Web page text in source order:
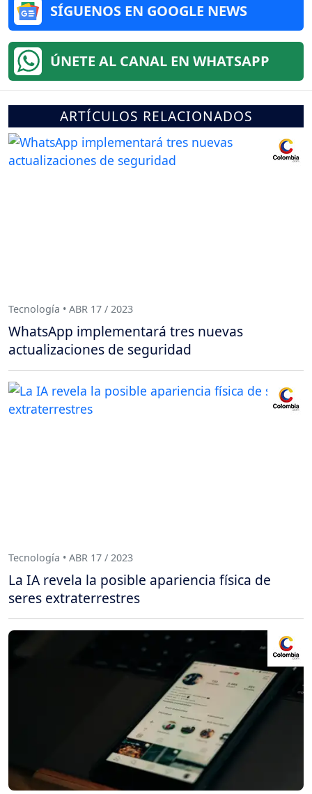
SÍGUENOS EN GOOGLE NEWS
ÚNETE AL CANAL EN WHATSAPP
ARTÍCULOS RELACIONADOS
Tecnología • ABR 17 / 2023
WhatsApp implementará tres nuevas
actualizaciones de seguridad
Tecnología • ABR 17 / 2023
La IA revela la posible apariencia física de
seres extraterrestres